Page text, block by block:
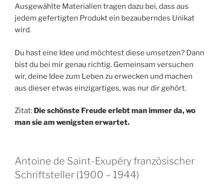
Ausgewählte Materialien tragen dazu bei, dass aus
jedem gefertigten Produkt ein bezauberndes Unikat
wird.
Du hast eine Idee und möchtest diese umsetzen? Dann
bist du bei mir genau richtig. Gemeinsam versuchen
wir, deine Idee zum Leben zu erwecken und machen
aus dieser etwas einzigartiges, was nur dir gehört.
Zitat: Die schönste Freude erlebt man immer da, wo
man sie am wenigsten erwartet.
Antoine de Saint-Exupéry französischer
Schriftsteller (1900 – 1944)